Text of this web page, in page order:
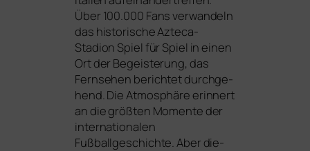
Über 100.000 Fans ver­wan­deln
das his­to­ri­sche Azteca-
Stadion Spiel für Spiel in einen
Ort der Begeisterung, das
Fernsehen berich­tet durch­ge­
hend. Die Atmosphäre erin­nert
an die größ­ten Momente der
inter­na­tio­na­len
Fußballgeschichte. Aber die­